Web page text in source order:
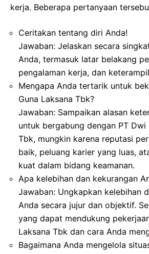
kerja. Beberapa pertanyaan
Ceritakan tentang diri Anda!
Jawaban: Jelaskan secara
Anda, termasuk latar belakang
pengalaman kerja, dan
Mengapa Anda tertarik untuk
Guna Laksana Tbk?
Jawaban: Sampaikan alasan
untuk bergabung dengan PT Dwi
Tbk, mungkin karena reputasi
baik, peluang karier yang luas,
kuat dalam bidang keamanan.
Apa kelebihan dan kekurangan
Jawaban: Ungkapkan kelebihan
Anda secara jujur dan objektif.
yang dapat mendukung
Laksana Tbk dan cara Anda
Bagaimana Anda mengelola